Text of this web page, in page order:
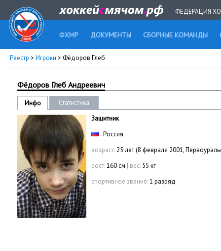
ФЕДЕРАЦИЯ
ФХМР ДОКУМЕНТЫ СБОРНЫЕ КОМАНДЫ
Реестр > Игроки > Фёдоров Глеб
Фёдоров Глеб Андреевич
Инфо
Статистика
Защитник
Россия
возраст: 25 лет (8 февраля 2001,
рост:160 см | вес: 55 кг
спортивное звание:1 разряд